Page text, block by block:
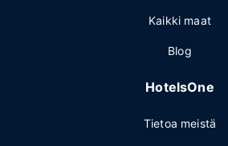
Kaikki maat
Blog
HotelsOne
Tietoa meistä